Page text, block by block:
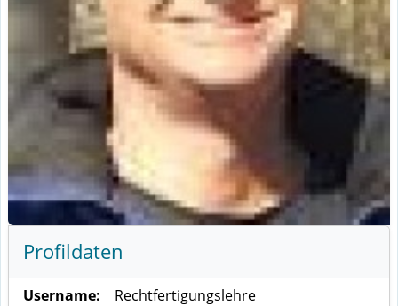
Profildaten
Username:
Rechtfertigungslehre